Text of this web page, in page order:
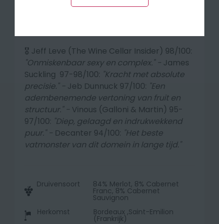
🎖️ Jeff Leve (The Wine Cellar Insider) 98/100:
"Onmiskenbaar sexy en complex." - James
Suckling 97-98/100: "Kracht met absolute
precisie." - Jeb Dunnuck 97/100: "Een
adembenemende vertoning van fruit en
structuur." - Vinous (Galloni & Martin) 95-
97/100: "Diep, gelaagd en indrukwekkend
puur." - Decanter 94/100: "Het beste
vatmonster van dit domein in lange tijd."
Druivensoort 84% Merlot, 8% Cabernet
Franc, 8% Cabernet
Sauvignon
Herkomst
Bordeaux ,Saint-Emilion
(Frankrijk)